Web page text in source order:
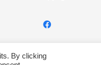
By clicking